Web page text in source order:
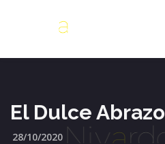
El Dulce
28/10/2020